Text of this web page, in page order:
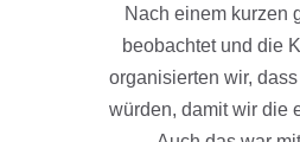
Nach einem kurzen
beobachtet und die
organisierten wir,
würden, damit wir die